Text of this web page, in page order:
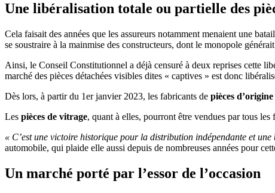
Une libéralisation totale ou partielle des
Cela faisait des années que les assureurs notamment menaient une
se soustraire à la mainmise des constructeurs, dont le monopole
Ainsi, le Conseil Constitutionnel a déjà censuré à deux reprises cette
marché des pièces détachées visibles dites « captives » est donc
Dès lors, à partir du 1er janvier 2023, les fabricants de pièces
Les pièces de vitrage, quant à elles, pourront être vendues par tous
« C’est une victoire historique pour la distribution indépendante et
automobile, qui plaide elle aussi depuis de nombreuses années pour
Un marché porté par l’essor de l’occasion